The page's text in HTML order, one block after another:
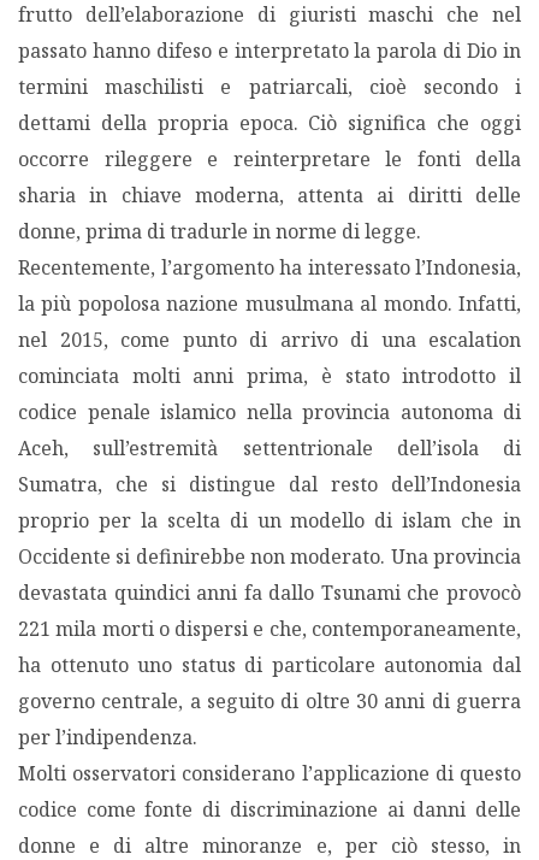
frutto dell’elaborazione di giuristi maschi che nel
passato hanno difeso e interpretato la parola di Dio in
termini maschilisti e patriarcali, cioè secondo i
dettami della propria epoca. Ciò significa che oggi
occorre rileggere e reinterpretare le fonti della
sharia in chiave moderna, attenta ai diritti delle
donne, prima di tradurle in norme di legge.
Recentemente, l’argomento ha interessato l’Indonesia,
la più popolosa nazione musulmana al mondo. Infatti,
nel 2015, come punto di arrivo di una escalation
cominciata molti anni prima, è stato introdotto il
codice penale islamico nella provincia autonoma di
Aceh, sull’estremità settentrionale dell’isola di
Sumatra, che si distingue dal resto dell’Indonesia
proprio per la scelta di un modello di islam che in
Occidente si definirebbe non moderato. Una provincia
devastata quindici anni fa dallo Tsunami che provocò
221 mila morti o dispersi e che, contemporaneamente,
ha ottenuto uno status di particolare autonomia dal
governo centrale, a seguito di oltre 30 anni di guerra
per l’indipendenza.
Molti osservatori considerano l’applicazione di questo
codice come fonte di discriminazione ai danni delle
donne e di altre minoranze e, per ciò stesso, in